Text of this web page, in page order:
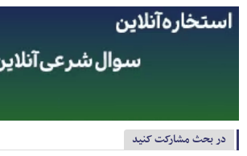
در بحث مشارکت کنید